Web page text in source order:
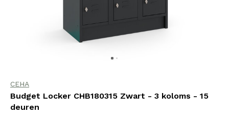
CEHA
Budget Locker CHB180315 Zwart - 3 koloms - 15
deuren